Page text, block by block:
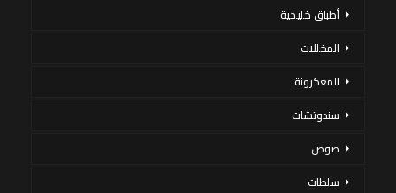
أطباق خليجية
المخللات
المعكرونة
سندوتشات
صوص
سلطات